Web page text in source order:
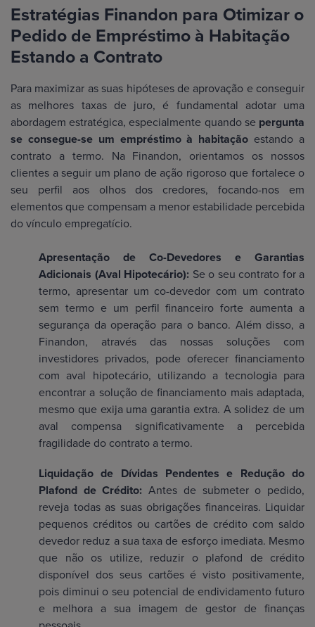
Estratégias Finandon para Otimizar o
Pedido de Empréstimo à Habitação
Estando a Contrato
Para maximizar as suas hipóteses de aprovação e conseguir
as melhores taxas de juro, é fundamental adotar uma
abordagem estratégica, especialmente quando se pergunta
se consegue-se um empréstimo à habitação estando a
contrato a termo. Na Finandon, orientamos os nossos
clientes a seguir um plano de ação rigoroso que fortalece o
seu perfil aos olhos dos credores, focando-nos em
elementos que compensam a menor estabilidade percebida
do vínculo empregatício.
Apresentação de Co-Devedores e Garantias
Adicionais (Aval Hipotecário): Se o seu contrato for a
termo, apresentar um co-devedor com um contrato
sem termo e um perfil financeiro forte aumenta a
segurança da operação para o banco. Além disso, a
Finandon, através das nossas soluções com
investidores privados, pode oferecer financiamento
com aval hipotecário, utilizando a tecnologia para
encontrar a solução de financiamento mais adaptada,
mesmo que exija uma garantia extra. A solidez de um
aval compensa significativamente a percebida
fragilidade do contrato a termo.
Liquidação de Dívidas Pendentes e Redução do
Plafond de Crédito: Antes de submeter o pedido,
reveja todas as suas obrigações financeiras. Liquidar
pequenos créditos ou cartões de crédito com saldo
devedor reduz a sua taxa de esforço imediata. Mesmo
que não os utilize, reduzir o plafond de crédito
disponível dos seus cartões é visto positivamente,
pois diminui o seu potencial de endividamento futuro
e melhora a sua imagem de gestor de finanças